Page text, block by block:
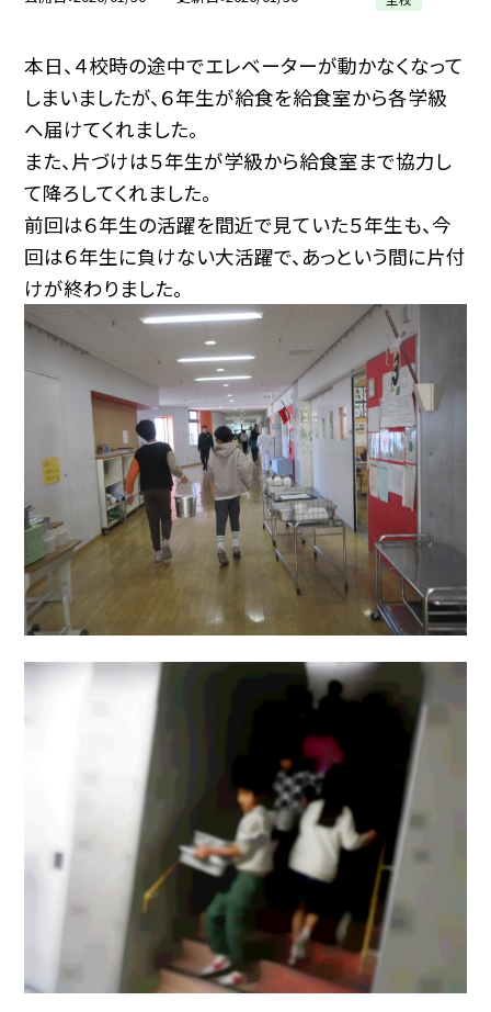
本日、４校時の途中でエレベーターが動かなくなって
しまいましたが、６年生が給食を給食室から各学級
へ届けてくれました。
また、片づけは５年生が学級から給食室まで協力し
て降ろしてくれました。
前回は６年生の活躍を間近で見ていた５年生も、今
回は６年生に負けない大活躍で、あっという間に片付
けが終わりました。